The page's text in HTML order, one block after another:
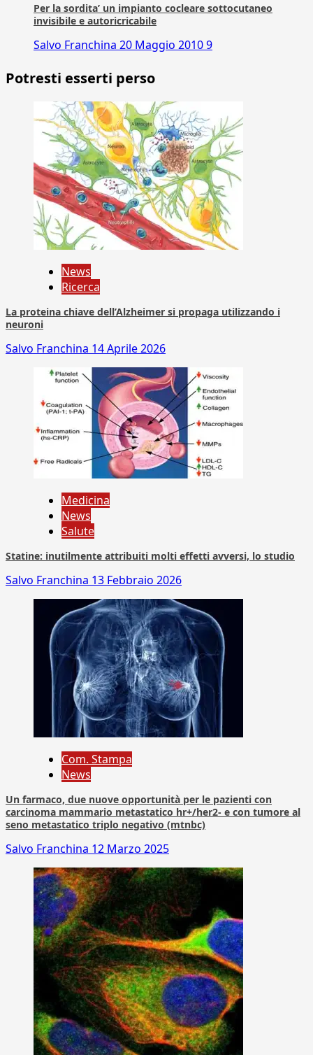
Per la sordita’ un impianto cocleare sottocutaneo
invisibile e autoricricabile
Salvo Franchina 20 Maggio 20109
Potresti esserti perso
News
Ricerca
La proteina chiave dell’Alzheimer si propaga utilizzando i
neuroni
Salvo Franchina 14 Aprile 2026
Medicina
News
Salute
Statine: inutilmente attribuiti molti effetti avversi, lo studio
Salvo Franchina 13 Febbraio 2026
Com. Stampa
News
Un farmaco, due nuove opportunità per le pazienti con
carcinoma mammario metastatico hr+/her2- e con tumore al
seno metastatico triplo negativo (mtnbc)
Salvo Franchina 12 Marzo 2025